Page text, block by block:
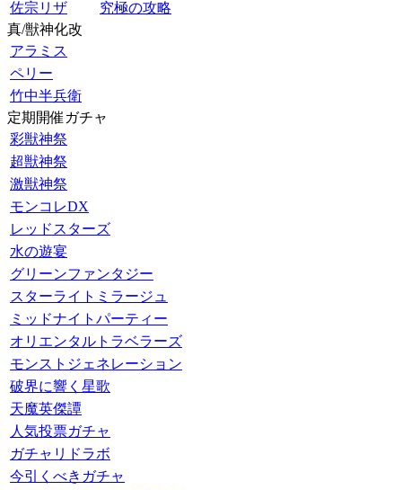
佐宗リザ
究極の攻略
真/獣神化改
アラミス
ペリー
竹中半兵衛
定期開催ガチャ
彩獣神祭
超獣神祭
激獣神祭
モンコレDX
レッドスターズ
水の遊宴
グリーンファンタジー
スターライトミラージュ
ミッドナイトパーティー
オリエンタルトラベラーズ
モンストジェネレーション
破界に響く星歌
天魔英傑譚
人気投票ガチャ
ガチャリドラボ
今引くべきガチャ